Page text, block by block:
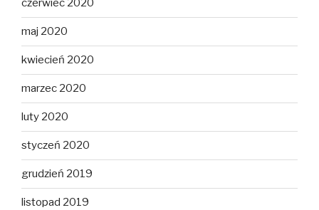
czerwiec 2020
maj 2020
kwiecień 2020
marzec 2020
luty 2020
styczeń 2020
grudzień 2019
listopad 2019